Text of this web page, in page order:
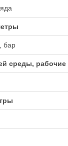
бар
среды,